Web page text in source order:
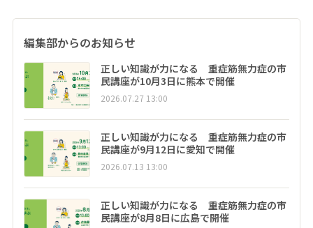
編集部からのお知らせ
正しい知識が力になる 重症筋無力症の市
民講座が10月3日に熊本で開催
2026.07.27 13:00
正しい知識が力になる 重症筋無力症の市
民講座が9月12日に愛知で開催
2026.07.13 13:00
正しい知識が力になる 重症筋無力症の市
民講座が8月8日に広島で開催